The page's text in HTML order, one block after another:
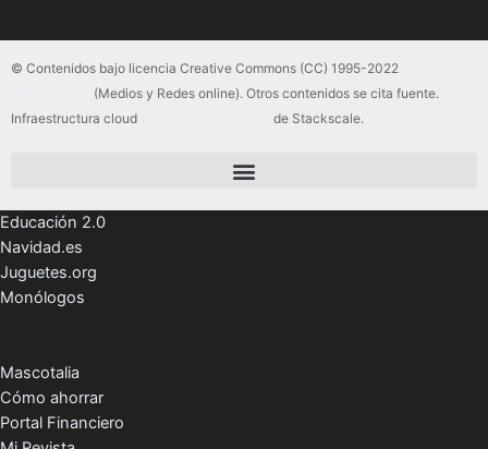
© Contenidos bajo licencia Creative Commons (CC) 1995-2022
(Medios y Redes online). Otros contenidos se cita fuente.
Infraestructura cloud
de Stackscale.
Educación 2.0
Navidad.es
Juguetes.org
Monólogos
Mascotalia
Cómo ahorrar
Portal Financiero